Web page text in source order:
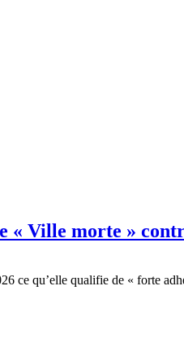
« Ville morte »
qu’elle qualifie de « forte